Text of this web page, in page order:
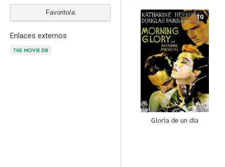
Favorito/a
Enlaces externos
10
Gloria de un día